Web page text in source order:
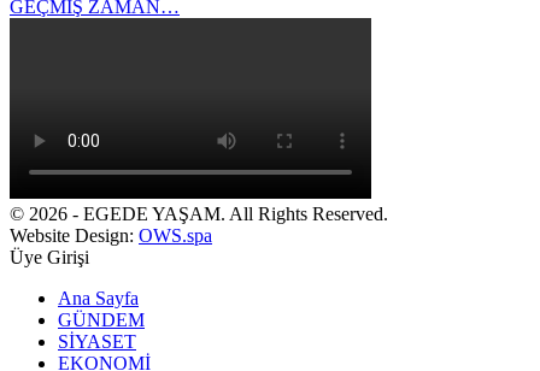
GEÇMİŞ ZAMAN…
© 2026 - EGEDE YAŞAM. All Rights Reserved.
Website Design: OWS.spa
Üye Girişi
Ana Sayfa
GÜNDEM
SİYASET
EKONOMİ